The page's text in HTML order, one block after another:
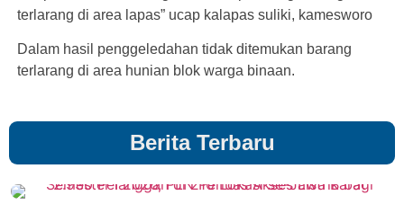
terlarang di area lapas” ucap kalapas suliki, kamesworo
Dalam hasil penggeledahan tidak ditemukan barang
terlarang di area hunian blok warga binaan.
Berita Terbaru